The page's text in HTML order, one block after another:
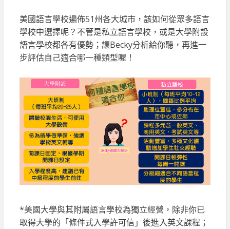
美國語言學校遍佈51州各大城市，該如何從眾多語言
學校中選擇呢？不管是私立語言學校，或是大學附設
語言學校都各有優勢；讓Becky分析給你聽，再進一
步評估自己適合哪一種類型喔！
*美國大學與其附屬語言學校為獨立經營，除非你已
取得大學的「條件式入學許可信」後進入英文課程；